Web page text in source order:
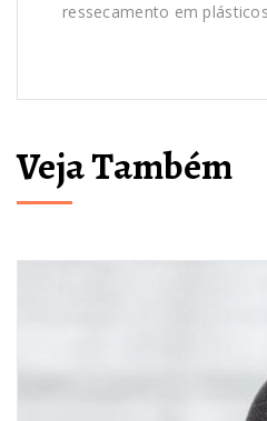
ressecamento em
Veja Também